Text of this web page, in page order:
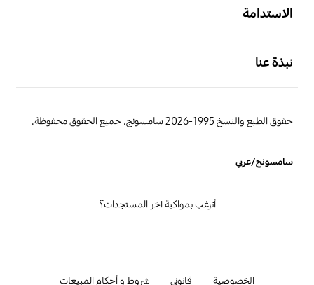
الاستدامة
نبذة عنا
حقوق الطبع والنسخ 1995-2026 سامسونج. جميع الحقوق محفوظة.
سامسونج/عربي
الخصوصية قانوني شروط و أحكام المبيعات
أترغب بمواكبة آخر المستجدات؟